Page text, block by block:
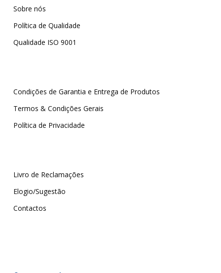
Sobre nós
Política de Qualidade
Qualidade ISO 9001
Condições de Garantia e Entrega de Produtos
Termos & Condições Gerais
Política de Privacidade
Livro de Reclamações
Elogio/Sugestão
Contactos